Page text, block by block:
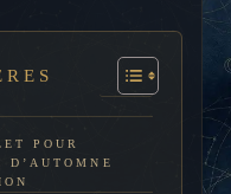
POUR
D’AUTOMNE